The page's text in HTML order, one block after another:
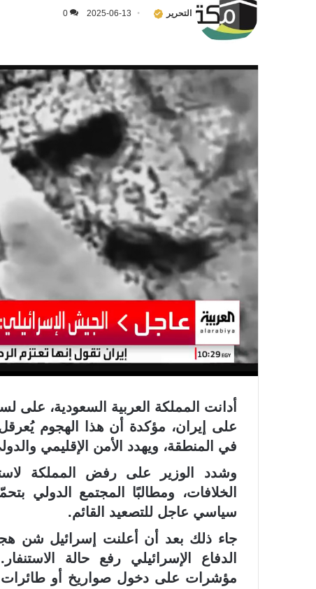
التحرير 2025-06-13
0
أدانت المملكة العربية السعودية، على
على إيران، مؤكدة أن هذا الهجوم
في المنطقة، ويهدد الأمن الإقليمي
وشدد الوزير على رفض المملكة
الخلافات، ومطالبًا المجتمع الدولي
سياسي عاجل للتصعيد القائم.
جاء ذلك بعد أن أعلنت إسرائيل شن
الدفاع الإسرائيلي رفع حالة
مؤشرات على دخول صواريخ أو طائرات